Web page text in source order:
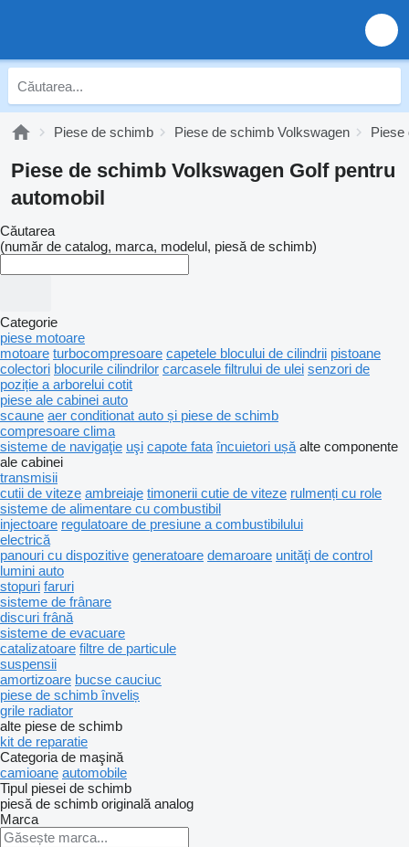
Piese de schimb Piese de schimb Volkswagen Piese
Piese de schimb Volkswagen Golf pentru
automobil
Căutarea
(număr de catalog, marca, modelul, piesă de schimb)
Categorie
piese motoare
motoare turbocompresoare capetele blocului de cilindrii pistoane
colectori blocurile cilindrilor carcasele filtrului de ulei senzori de
poziție a arborelui cotit
piese ale cabinei auto
scaune aer conditionat auto și piese de schimb
compresoare clima
sisteme de navigaţie uşi capote fata încuietori ușă alte componente
ale cabinei
transmisii
cutii de viteze ambreiaje timonerii cutie de viteze rulmenți cu role
sisteme de alimentare cu combustibil
injectoare regulatoare de presiune a combustibilului
electrică
panouri cu dispozitive generatoare demaroare unităţi de control
lumini auto
stopuri faruri
sisteme de frânare
discuri frână
sisteme de evacuare
catalizatoare filtre de particule
suspensii
amortizoare bucse cauciuc
piese de schimb înveliș
grile radiator
alte piese de schimb
kit de reparatie
Categoria de maşină
camioane automobile
Tipul piesei de schimb
piesă de schimb originală analog
Marca